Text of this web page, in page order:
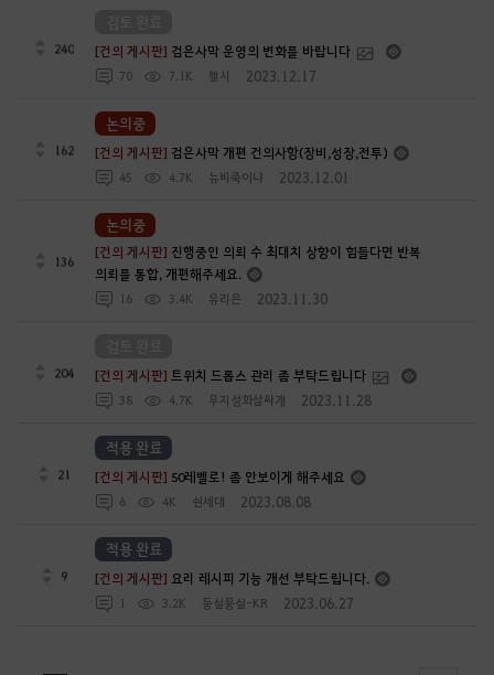
240 [건의 게시판] 검은사막 운영의 변화를 바랍니다
70 7.1K 첼시 2023.12.17
162 [건의 게시판] 검은사막 개편 건의사항(장비,성장,전투)
45 4.7K 뉴비죽이냐 2023.12.01
논의중
136
[건의 게시판] 진행중인 의뢰 수 최대치 상향이 힘들다면 반복
의뢰를 통합, 개편해주세요.
16 3.4K 유리은 2023.11.30
논의중
204 [건의 게시판]트위치 드롭스 관리 좀 부탁드립니다
38 4.7K 무지성화살싸개 2023.11.28
21 [건의 게시판] 50레벨로! 좀 안보이게 해주세요
6 4K 쉰세대 2023.08.08
적용 완료
9 [건의 게시판]요리 레시피 기능 개선 부탁드립니다.
1 3.2K 둥실뭉실-KR 2023.06.27
적용 완료